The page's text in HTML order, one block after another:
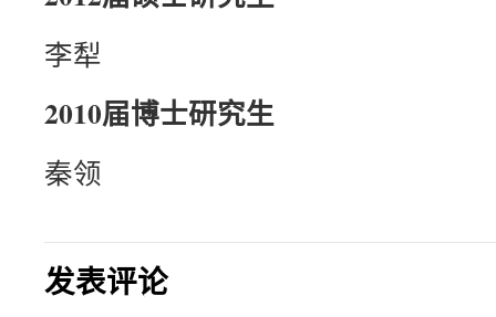
李犁
2010届博士研究生
秦领
发表评论